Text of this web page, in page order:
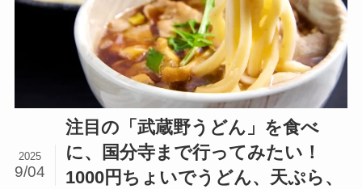
注目の「武蔵野うどん」を食べ
に、国分寺まで行ってみたい！
1000円ちょいでうどん、天ぷら、
2025
9/04